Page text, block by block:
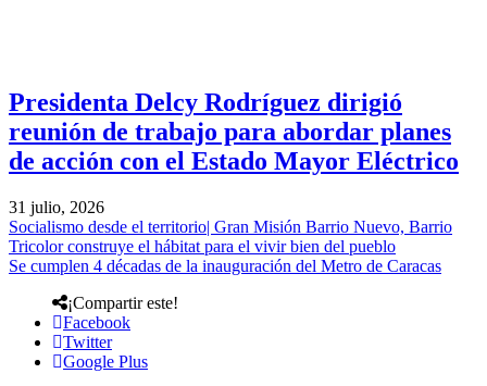
Presidenta Delcy Rodríguez dirigió
reunión de trabajo para abordar planes
de acción con el Estado Mayor Eléctrico
31 julio, 2026
Socialismo desde el territorio| Gran Misión Barrio Nuevo, Barrio
Tricolor construye el hábitat para el vivir bien del pueblo
Se cumplen 4 décadas de la inauguración del Metro de Caracas
¡Compartir este!
Facebook
Twitter
Google Plus